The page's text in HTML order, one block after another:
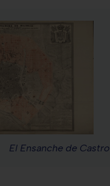
El Ensanche de Castro